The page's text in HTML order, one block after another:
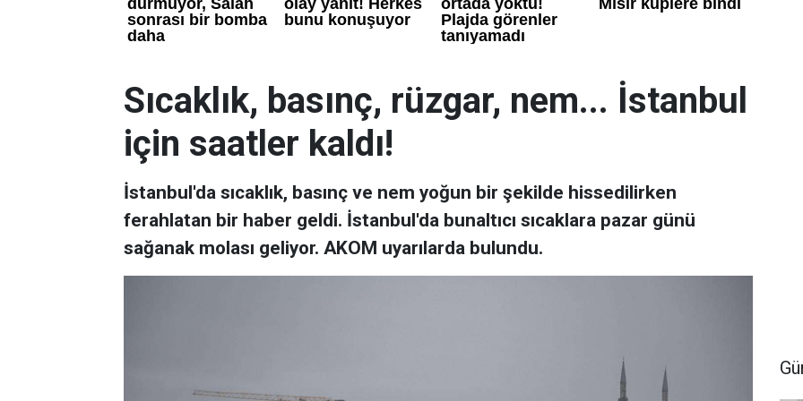
Sıcaklık, basınç, rüzgar, nem... İstanbul
için saatler kaldı!
İstanbul'da sıcaklık, basınç ve nem yoğun bir şekilde hissedilirken
ferahlatan bir haber geldi. İstanbul'da bunaltıcı sıcaklara pazar günü
sağanak molası geliyor. AKOM uyarılarda bulundu.